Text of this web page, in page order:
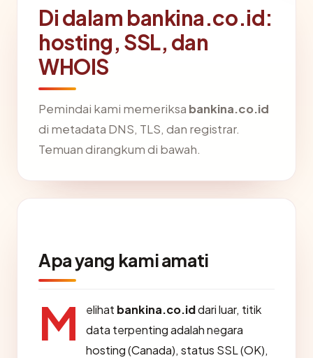
Di dalam bankina.co.id:
hosting, SSL, dan
WHOIS
Pemindai kami memeriksa bankina.co.id
di metadata DNS, TLS, dan registrar.
Temuan dirangkum di bawah.
Apa yang kami amati
M elihat bankina.co.iddari luar, titik
data terpenting adalah negara
hosting (Canada), status SSL (OK),